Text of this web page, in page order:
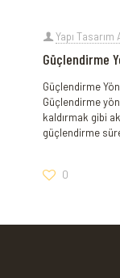
Yapı
Güçlendirme
Güçlendirme
Güçlendirme
kaldırmak gibi
güçlendirme
0